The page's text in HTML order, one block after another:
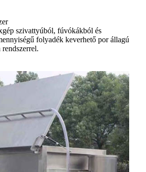
szivattyúból, fúvókákból és
folyadék keverhető por állagú